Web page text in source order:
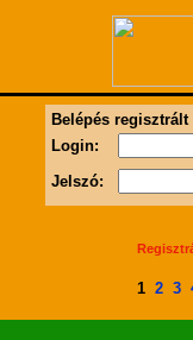
Belépés regisztrált
Login:
Jelszó:
1 2 3